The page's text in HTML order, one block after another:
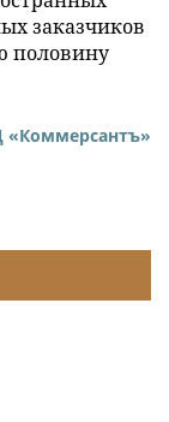
заказчиков
половину
«Коммерсантъ»